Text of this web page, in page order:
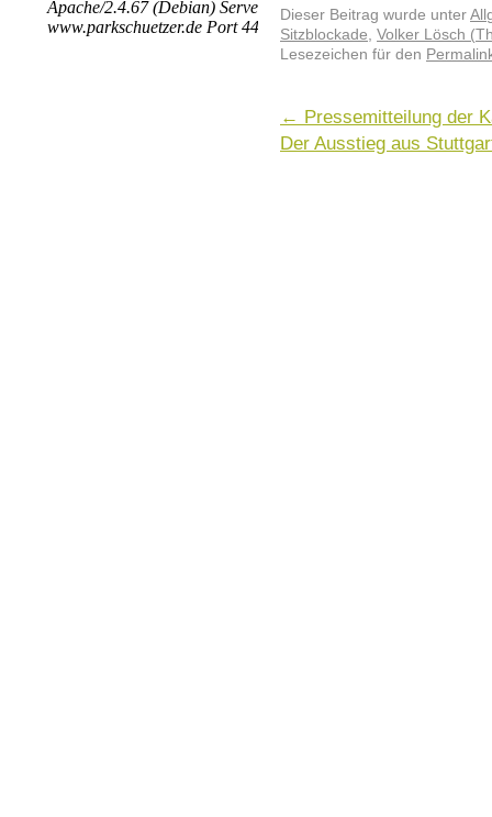
Dieser Beitrag wurde unter
Sitzblockade Volker Lösch
Lesezeichen für den
← Pressemitteilung der
Der Ausstieg aus